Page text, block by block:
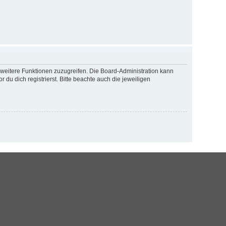
Funktionen zuzugreifen. Die Board-Administration kann
du dich registrierst. Bitte beachte auch die jeweiligen